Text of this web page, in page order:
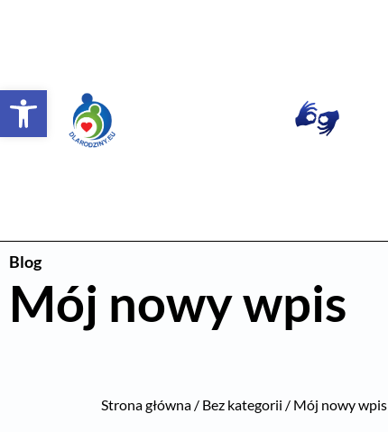
Blog
Mój nowy wpis
Strona główna / Bez kategorii / Mój nowy wpis
Otwórz pasek narzędzi